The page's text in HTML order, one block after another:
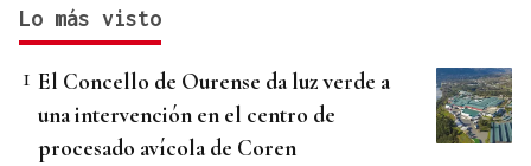
Lo más visto
El Concello de Ourense da luz verde a
una intervención en el centro de
procesado avícola de Coren